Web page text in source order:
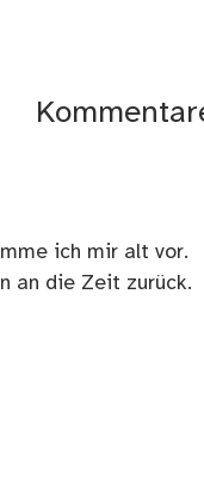
ich mir alt vor.
an die Zeit zurück.